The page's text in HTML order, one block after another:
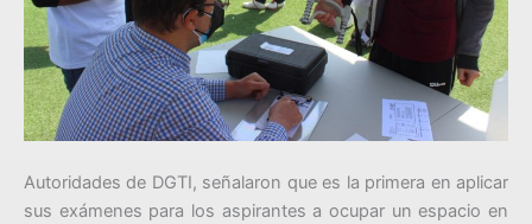
Autoridades de DGTI, señalaron que es la primera en aplicar
sus exámenes para los aspirantes a ocupar un espacio en